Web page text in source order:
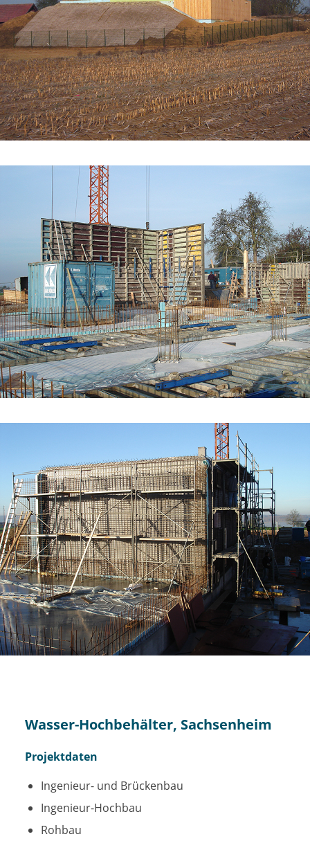
Wasser-Hochbehälter, Sachsenheim
Projektdaten
Ingenieur- und Brückenbau
Ingenieur-Hochbau
Rohbau